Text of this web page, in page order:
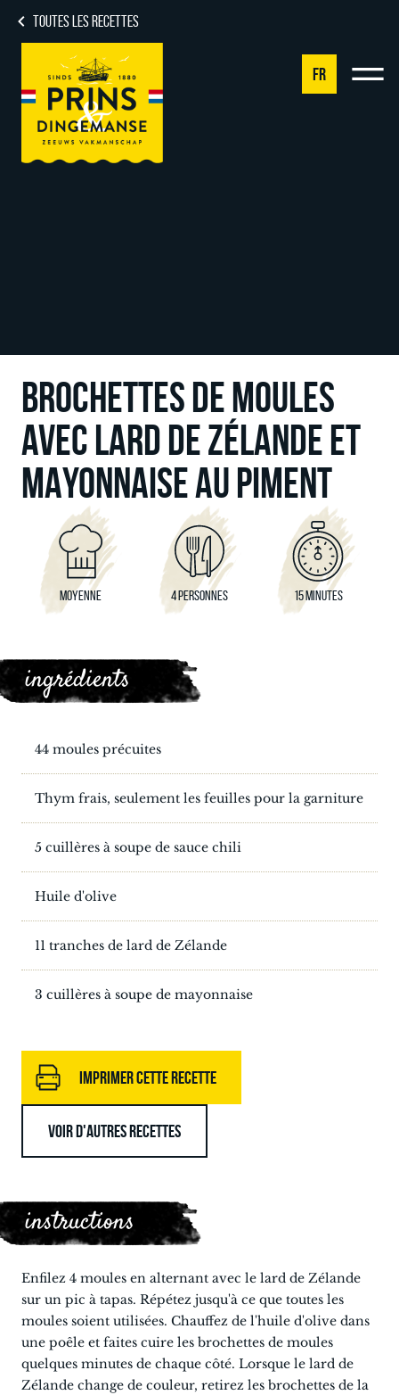
TOUTES LES RECETTES
FR
BROCHETTES DE MOULES
AVEC LARD DE ZÉLANDE ET
MAYONNAISE AU PIMENT
MOYENNE 4 PERSONNES 15 MINUTES
ingrédients
44 moules précuites
Thym frais, seulement les feuilles pour la garniture
5 cuillères à soupe de sauce chili
Huile d'olive
11 tranches de lard de Zélande
3 cuillères à soupe de mayonnaise
IMPRIMER CETTE RECETTE
VOIR D'AUTRES RECETTES
instructions
Enfilez 4 moules en alternant avec le lard de Zélande
sur un pic à tapas. Répétez jusqu'à ce que toutes les
moules soient utilisées. Chauffez de l'huile d'olive dans
une poêle et faites cuire les brochettes de moules
quelques minutes de chaque côté. Lorsque le lard de
Zélande change de couleur, retirez les brochettes de la